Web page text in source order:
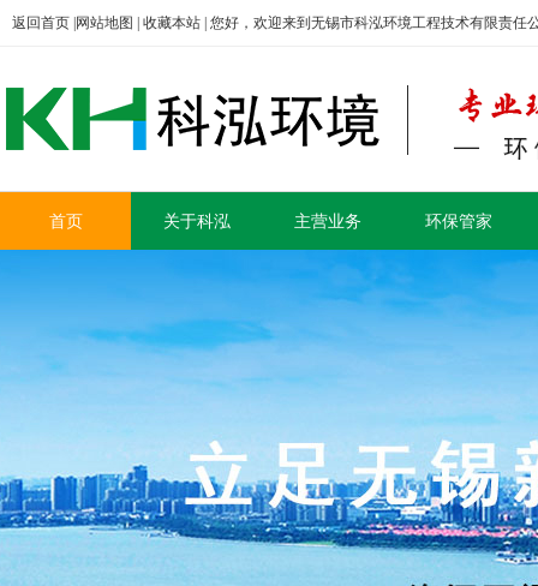
返回首页 网站地图 收藏本站 | 您好，欢迎来到无锡市科泓环境工程技术有限责任
首页 关于科泓 主营业务 环保管家